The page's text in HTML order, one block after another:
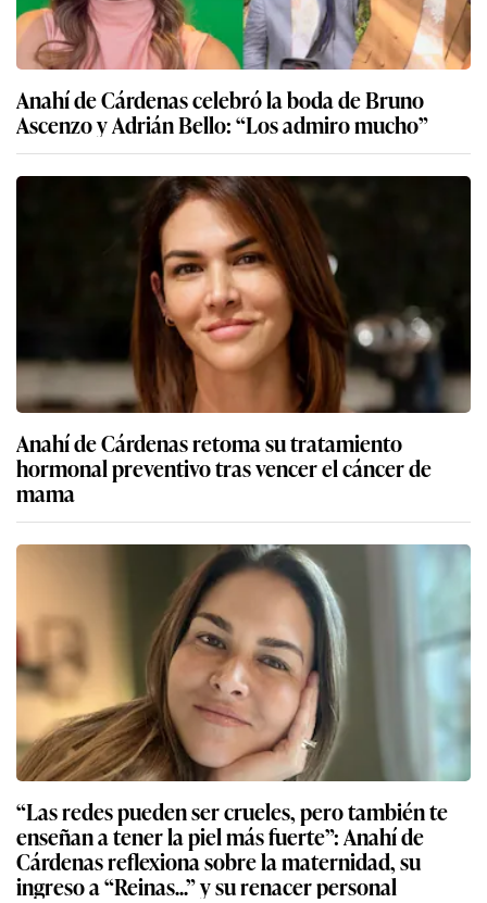
Anahí de Cárdenas celebró la boda de Bruno
Ascenzo y Adrián Bello: “Los admiro mucho”
Anahí de Cárdenas retoma su tratamiento
hormonal preventivo tras vencer el cáncer de
mama
“Las redes pueden ser crueles, pero también te
enseñan a tener la piel más fuerte”: Anahí de
Cárdenas reflexiona sobre la maternidad, su
ingreso a “Reinas...” y su renacer personal